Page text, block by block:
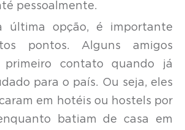
pessoalmente.
última opção, é importante
pontos. Alguns amigos
primeiro contato quando já
para o país. Ou seja, eles
em hotéis ou hostels por
batiam de casa em